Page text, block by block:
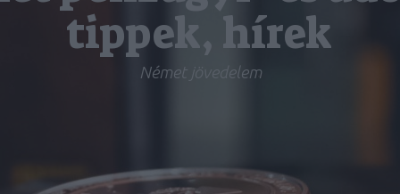
tippek, hírek
Német jövedelem